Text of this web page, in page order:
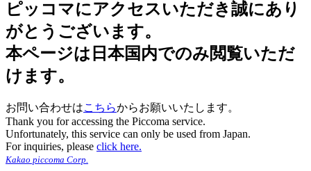
ピッコマにアクセスいただき誠にあり
がとうございます。
本ページは日本国内でのみ閲覧いただ
けます。
お問い合わせはこちらからお願いいたします。
Thank you for accessing the Piccoma service.
Unfortunately, this service can only be used from Japan.
For inquiries, please click here.
Kakao piccoma Corp.